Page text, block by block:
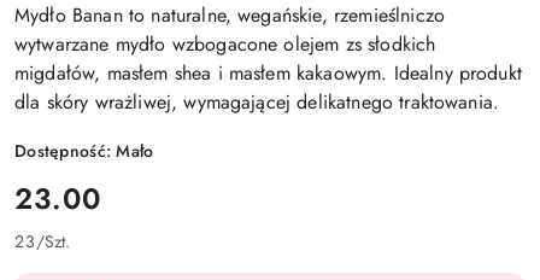
Mydło Banan to naturalne, wegańskie, rzemieślniczo
wytwarzane mydło wzbogacone olejem zs słodkich
migdałów, masłem shea i masłem kakaowym. Idealny produkt
dla skóry wrażliwej, wymagającej delikatnego traktowania.
Dostępność:Mało
cena:
23.00
23/Szt.